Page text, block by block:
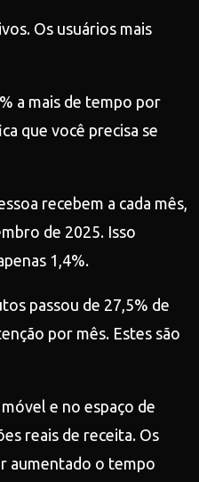
Os usuários mais
a mais de tempo por
que você precisa se
recebem a cada mês,
de 2025. Isso
1,4%.
passou de 27,5% de
por mês. Estes são
e no espaço de
reais de receita. Os
aumentado o tempo